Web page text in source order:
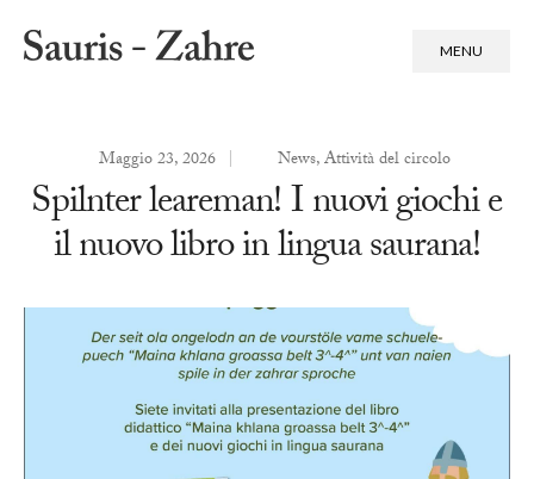
MENU
Maggio 23, 2026 | News,Attività del circolo
Spilnter leareman! I nuovi giochi e
il nuovo libro in lingua saurana!